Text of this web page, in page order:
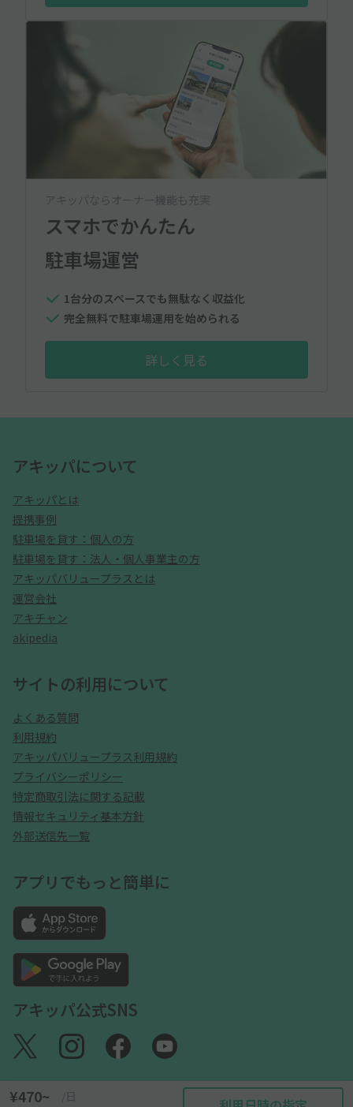
¥470~ /日
アキッパならオーナー機能も充実
スマホでかんたん
駐車場運営
1台分のスペースでも無駄なく収益化
完全無料で駐車場運用を始められる
詳しく見る
アキッパについて
アキッパとは
提携事例
駐車場を貸す：個人の方
駐車場を貸す：法人・個人事業主の方
アキッパバリュープラスとは
運営会社
アキチャン
akipedia
サイトの利用について
よくある質問
利用規約
アキッパバリュープラス利用規約
プライバシーポリシー
特定商取引法に関する記載
情報セキュリティ基本方針
外部送信先一覧
アプリでもっと簡単に
アキッパ公式SNS